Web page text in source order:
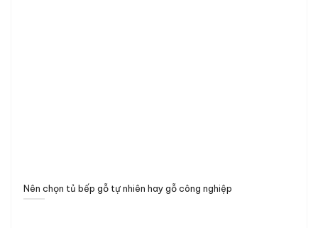
Nên chọn tủ bếp gỗ tự nhiên hay gỗ công nghiệp